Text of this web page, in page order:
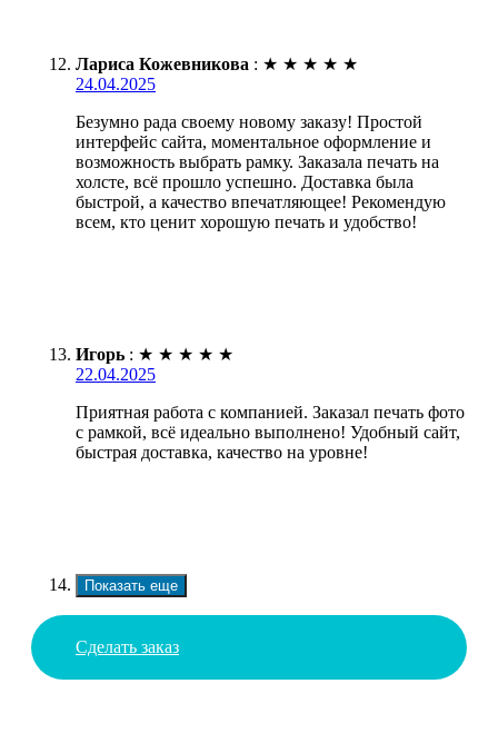
Лариса Кожевникова : ★ ★ ★ ★ ★
24.04.2025
Безумно рада своему новому заказу! Простой
интерфейс сайта, моментальное оформление и
возможность выбрать рамку. Заказала печать на
холсте, всё прошло успешно. Доставка была
быстрой, а качество впечатляющее! Рекомендую
всем, кто ценит хорошую печать и удобство!
Игорь : ★ ★ ★ ★ ★
22.04.2025
Приятная работа с компанией. Заказал печать фото
с рамкой, всё идеально выполнено! Удобный сайт,
быстрая доставка, качество на уровне!
Показать еще
Сделать заказ